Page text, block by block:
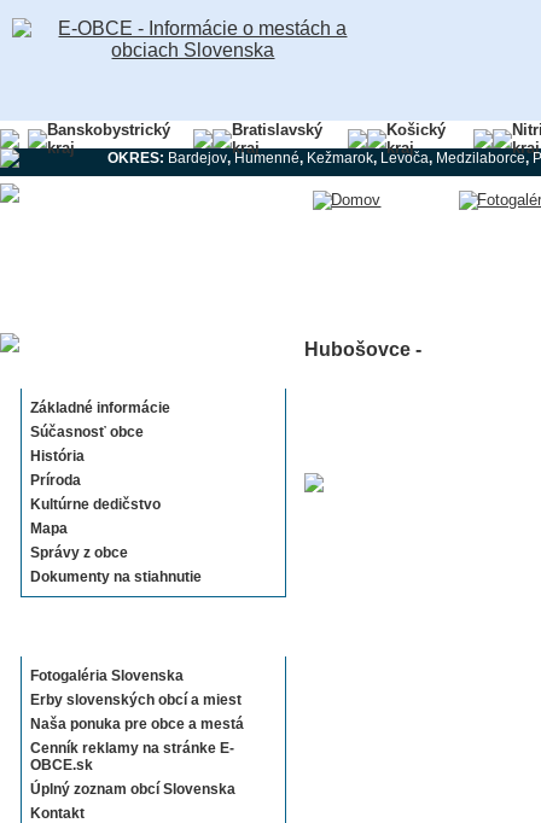
Banskobystrický
kraj
Bratislavský
kraj
Košický
kraj
kraj
OKRES: Bardejov,Humenné, Kežmarok, Levoča, Medzilaborce,
Základné informácie
Súčasnosť obce
História
Príroda
Kultúrne dedičstvo
Mapa
Správy z obce
Dokumenty na stiahnutie
Fotogaléria Slovenska
Erby slovenských obcí a miest
Naša ponuka pre obce a mestá
Cenník reklamy na stránke E-
OBCE.sk
Úplný zoznam obcí Slovenska
Kontakt
Hubošovce -